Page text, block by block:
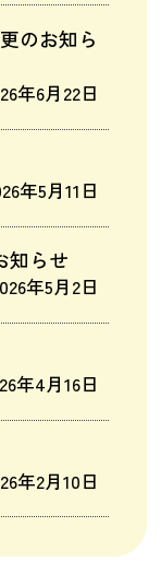
のお知ら
年6月22日
年5月11日
知らせ
年5月2日
年4月16日
年2月10日